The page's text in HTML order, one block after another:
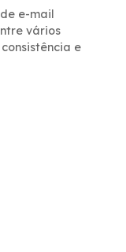
e-mail
vários
e